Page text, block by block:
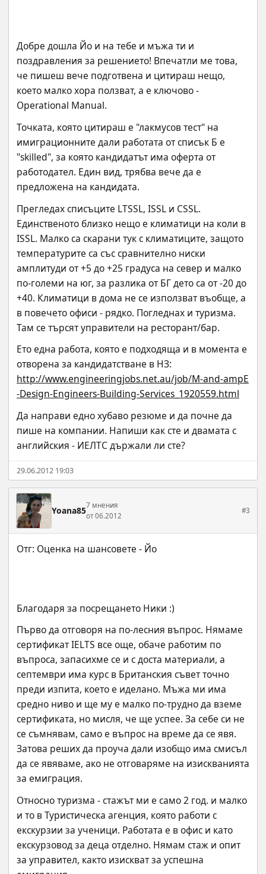
Добре дошла Йо и на тебе и мъжа ти и
поздравления за решението! Впечатли ме това,
че пишеш вече подготвена и цитираш нещо,
което малко хора ползват, а е ключово -
Operational Manual.
Точката, която цитираш е "лакмусов тест" на
имиграционните дали работата от списък Б е
"skilled", за която кандидатът има оферта от
работодател. Един вид, трябва вече да е
предложена на кандидата.
Прегледах списъците LTSSL, ISSL и CSSL.
Единственото близко нещо е климатици на коли в
ISSL. Малко са скарани тук с климатиците, защото
температурите са със сравнително ниски
амплитуди от +5 до +25 градуса на север и малко
по-големи на юг, за разлика от БГ дето са от -20 до
+40. Климатици в дома не се използват въобще, а
в повечето офиси - рядко. Погледнах и туризма.
Там се търсят управители на ресторант/бар.
Ето една работа, която е подходяща и в момента е
отворена за кандидатстване в НЗ:
http://www.engineeringjobs.net.au/job/M-and-ampE
-Design-Engineers-Building-Services_1920559.html
Да направи едно хубаво резюме и да почне да
пише на компании. Напиши как сте и двамата с
английския - ИЕЛТС държали ли сте?
29.06.2012 19:03
Yoana857 мнения
от 06.2012
#3
Благодаря за посрещането Ники :)
Първо да отговоря на по-лесния въпрос. Нямаме
сертификат IELTS все още, обаче работим по
въпроса, запасихме се и с доста материали, а
септември има курс в Британския съвет точно
преди изпита, което е иделано. Мъжа ми има
средно ниво и ще му е малко по-трудно да вземе
сертификата, но мисля, че ще успее. За себе си не
се съмнявам, само е въпрос на време да се явя.
Затова реших да проуча дали изобщо има смисъл
да се явяваме, ако не отговаряме на изискванията
за емиграция.
Относно туризма - стажът ми е само 2 год. и малко
и то в Туристическа агенция, която работи с
екскурзии за ученици. Работата е в офис и като
екскурзовод за деца отделно. Нямам стаж и опит
за управител, както изискват за успешна